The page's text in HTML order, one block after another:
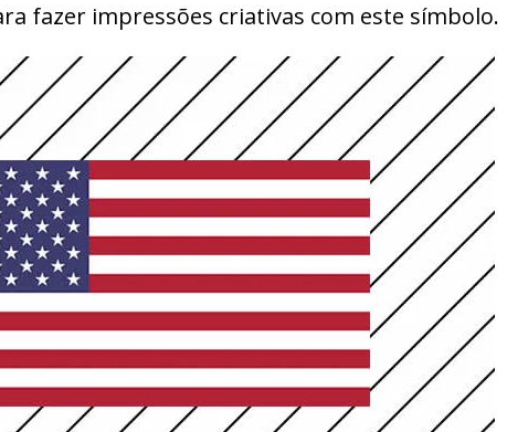
fazer impressões criativas com este símbolo.